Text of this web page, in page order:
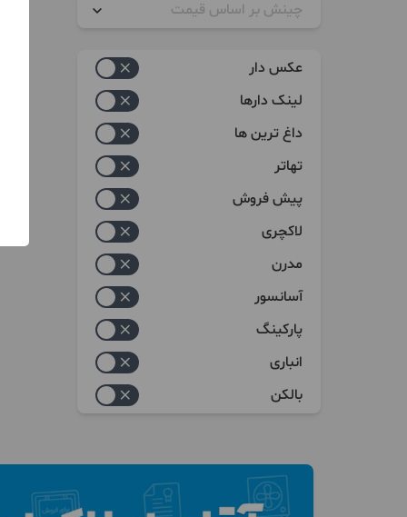
چینش بر اساس قیمت
عکس دار
لینک دارها
داغ ترین ها
تهاتر
پیش فروش
لاکچری
مدرن
آسانسور
پارکینگ
انباری
بالکن